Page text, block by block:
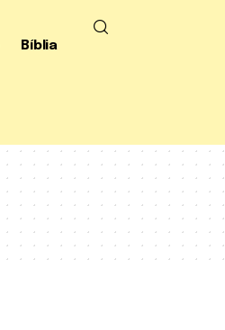
Bíblia